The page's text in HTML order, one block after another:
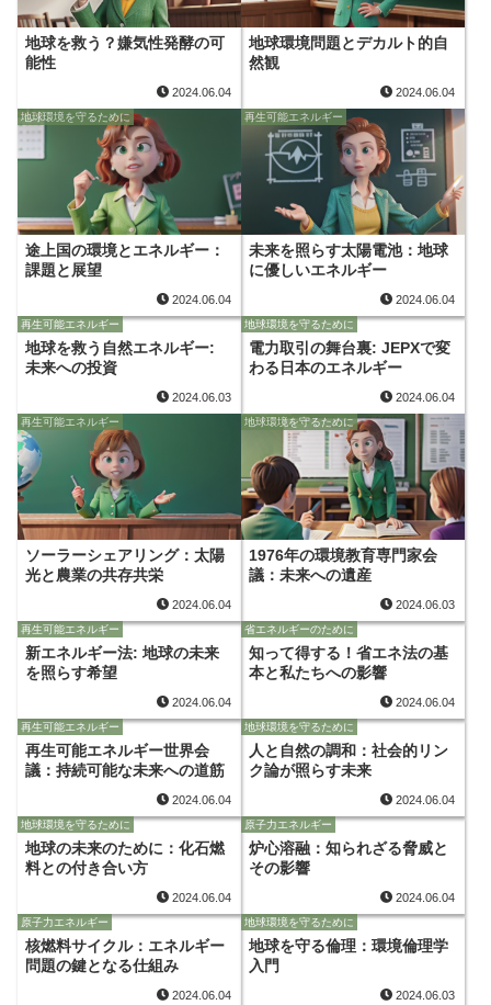
地球を救う？嫌気性発酵の可
能性
2024.06.04
地球環境問題とデカルト的自
然観
2024.06.04
地球環境を守るために
途上国の環境とエネルギー：
課題と展望
2024.06.04
再生可能エネルギー
未来を照らす太陽電池：地球
に優しいエネルギー
2024.06.04
再生可能エネルギー
地球を救う自然エネルギー:
未来への投資
2024.06.03
地球環境を守るために
電力取引の舞台裏: JEPXで変
わる日本のエネルギー
2024.06.04
再生可能エネルギー
ソーラーシェアリング：太陽
光と農業の共存共栄
2024.06.04
地球環境を守るために
1976年の環境教育専門家会
議：未来への遺産
2024.06.03
再生可能エネルギー
新エネルギー法: 地球の未来
を照らす希望
2024.06.04
省エネルギーのために
知って得する！省エネ法の基
本と私たちへの影響
2024.06.04
再生可能エネルギー
再生可能エネルギー世界会
議：持続可能な未来への道筋
2024.06.04
地球環境を守るために
人と自然の調和：社会的リン
ク論が照らす未来
2024.06.04
地球環境を守るために
地球の未来のために：化石燃
料との付き合い方
2024.06.04
原子力エネルギー
炉心溶融：知られざる脅威と
その影響
2024.06.04
原子力エネルギー
核燃料サイクル：エネルギー
問題の鍵となる仕組み
2024.06.04
地球環境を守るために
地球を守る倫理：環境倫理学
入門
2024.06.03